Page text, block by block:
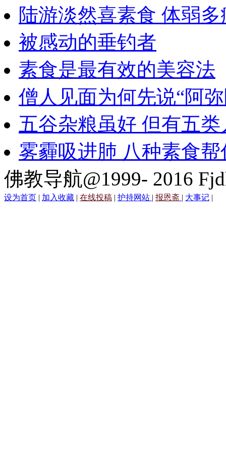
陆游淡然喜素食 体弱
被感动的垂钓者
素食是最有效的美容法
僧人见面为何先说“阿
五谷杂粮虽好 但有五
雾霾吸进肺 八种素食帮
佛教导航@1999- 2016
设为首页 | 加入收藏 | 在线投稿 | 护持网站 | 报恩斋 | 大事记 |